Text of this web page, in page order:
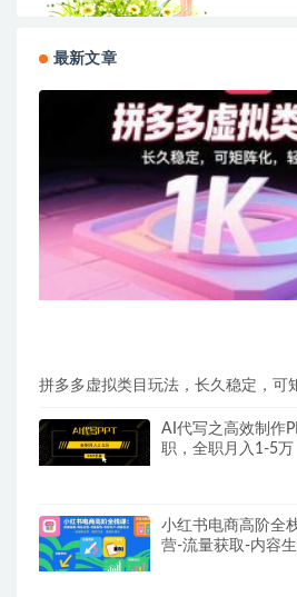
最新文章
拼多多虚拟类目玩法，长久稳定，可
AI代写之高效制作
职，全职月入1-5万
小红书电商高阶全
营-流量获取-内容